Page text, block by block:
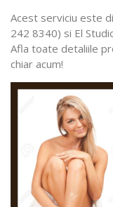
Acest serviciu este
242 8340) si El
Afla toate detaliile
chiar acum!